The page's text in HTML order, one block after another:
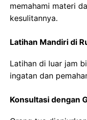
memahami materi
kesulitannya.
Latihan Mandiri di
Latihan di luar jam
ingatan dan
Konsultasi dengan